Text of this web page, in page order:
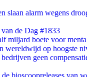
slaan alarm wegens
de Dag #1833
miljard boete voor
wereldwijd op hoogste
geen
bioscoopreleases van